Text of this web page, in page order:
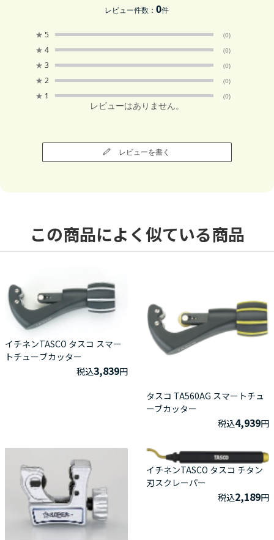
レビュー件数：0件
★ 5 (0)
★ 4 (0)
★ 3 (0)
★ 2 (0)
★ 1 (0)
レビューはありません。
レビューを書く
この商品によく似ている商品
イチネンTASCO タスコ スマー
トチューブカッター
税込3,839円
タスコ TA560AG スマートチュ
ーブカッター
税込4,939円
イチネンTASCO タスコ チタン
刃スクレーパー
税込2,189円